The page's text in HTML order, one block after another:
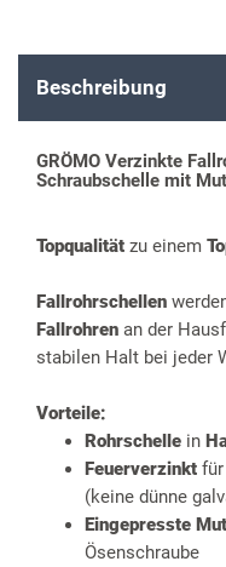
Beschreibung
GRÖMO Verzinkte
Schraubschelle mit
Topqualität zu einem
Fallrohrschellen
Fallrohren an der
stabilen Halt bei jeder
Vorteile:
Rohrschelle in
Feuerverzinkt
(keine dünne
Eingepresste
Ösenschraube